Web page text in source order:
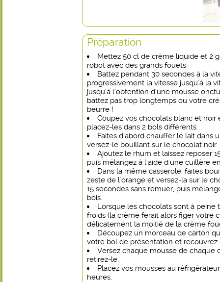
Préparation
Mettez 50 cl de crème liquide et 2
robot avec des grands fouets.
Battez pendant 30 secondes à la
progressivement la vitesse jusqu'à la
jusqu'à l'obtention d'une mousse
battez pas trop longtemps ou votre
beurre !
Coupez vos chocolats blanc et noir
placez-les dans 2 bols différents.
Faites d'abord chauffer le lait dans
versez-le bouillant sur le chocolat noir.
Ajoutez le rhum et laissez reposer
puis mélangez à l'aide d'une cuillère
Dans la même casserole, faites
zeste de l'orange et versez-la sur le
15 secondes sans remuer, puis
bois.
Lorsque les chocolats sont à peine
froids (la crème ferait alors figer votre
délicatement la moitié de la crème
Découpez un morceau de carton
votre bol de présentation et
Versez chaque mousse de chaque
retirez-le.
Placez vos mousses au
heures.